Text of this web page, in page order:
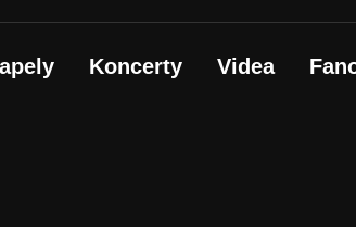
Koncerty Videa